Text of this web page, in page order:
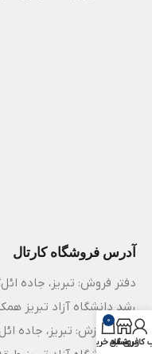
آدرس فروشگاه کارتال
دفتر فروش: تبریز، جاده
رشد دانشگاه آزاد تبریز
مرکز آموزش: تبریز، جاده
کاربری من
فروشگاه
0
سبد خرید